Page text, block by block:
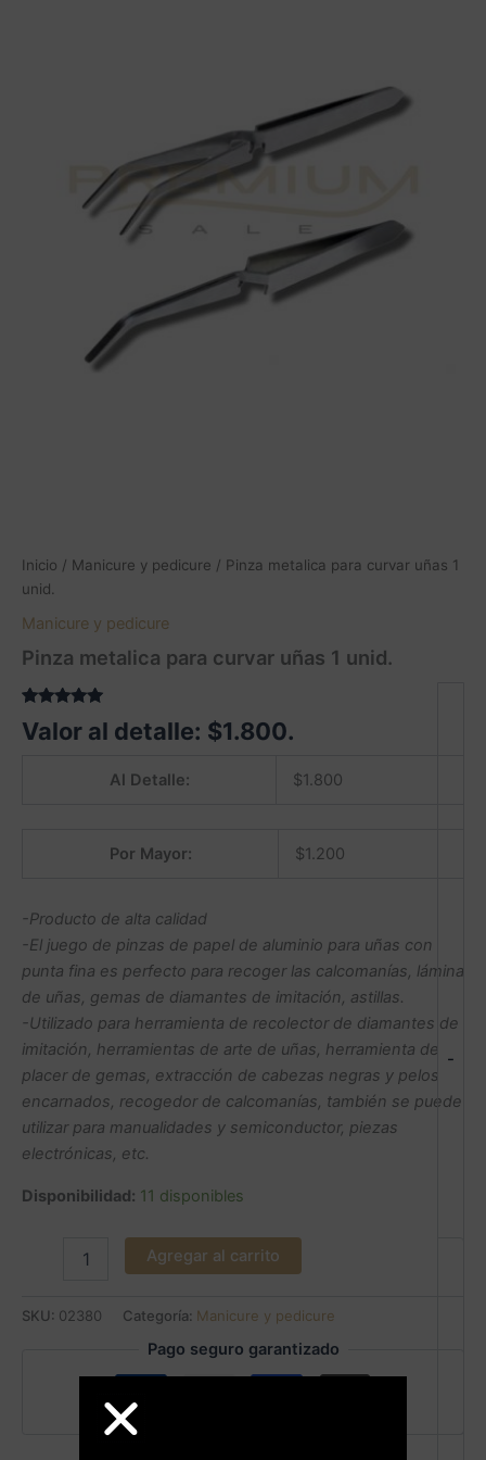
Inicio / Manicure y pedicure / Pinza metalica para curvar uñas 1
unid.
Manicure y pedicure
Pinza metalica para curvar uñas 1 unid.
5.00 sobre
Valor al detalle: $1.800.
Al Detalle: $1.800
Por Mayor: $1.200
-Producto de alta calidad
-El juego de pinzas de papel de aluminio para uñas con
punta fina es perfecto para recoger las calcomanías, lámina
de uñas, gemas de diamantes de imitación, astillas.
-Utilizado para herramienta de recolector de diamantes de
imitación, herramientas de arte de uñas, herramienta de
placer de gemas, extracción de cabezas negras y pelos
encarnados, recogedor de calcomanías, también se puede
utilizar para manualidades y semiconductor, piezas
electrónicas, etc.
Disponibilidad: 11 disponibles
-
Agregar al carrito
SKU: 02380 Categoría: Manicure y pedicure
Pago seguro garantizado